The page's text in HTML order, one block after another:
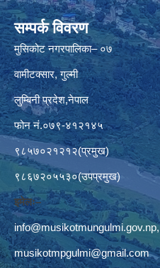
सम्पर्क विवरण
मुसिकोट नगरपालिका– ०७
वामीटक्सार, गुल्मी
लुम्बिनी प्रदेश,नेपाल
फोन नं.०७९-४१२१४५
९८५७०२१२१२(प्रमुख)
९८६७२०५५३०(उपप्रमुख)
इमेलः–
info@musikotmungulmi.gov.np,
musikotmpgulmi@gmail.com